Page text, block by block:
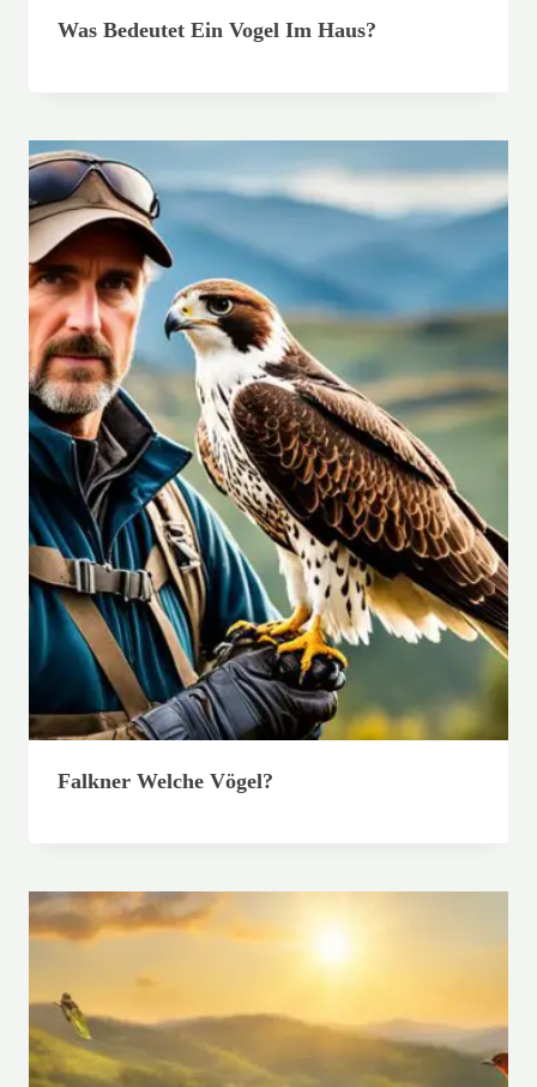
Was Bedeutet Ein Vogel Im Haus?
Falkner Welche Vögel?